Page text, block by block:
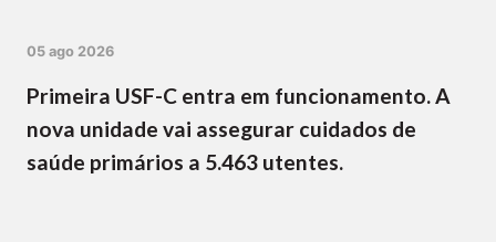
05 ago 2026
Primeira USF-C entra em funcionamento. A
nova unidade vai assegurar cuidados de
saúde primários a 5.463 utentes.